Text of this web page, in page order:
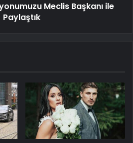
Meclis Başkanı ile
Paylaştık